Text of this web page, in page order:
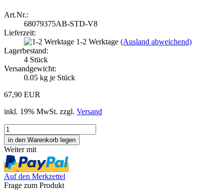
Art.Nr.:
68079375AB-STD-V8
Lieferzeit:
1-2 Werktage (Ausland abweichend)
Lagerbestand:
4 Stück
Versandgewicht:
0.05 kg je Stück
67,90 EUR
inkl. 19% MwSt. zzgl. Versand
Weiter mit
Auf den Merkzettel
Frage zum Produkt